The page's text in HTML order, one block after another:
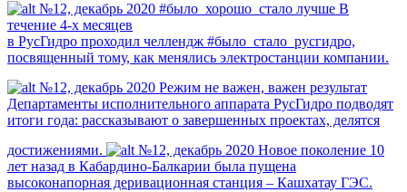
№12, декабрь 2020 #было_хорошо_стало лучше В
течение 4-х месяцев
в РусГидро проходил челлендж #было_стало_русгидро,
посвященный тому, как менялись электростанции компании.
№12, декабрь 2020 Режим не важен, важен результат
Департаменты исполнительного аппарата РусГидро подводят
итоги года: рассказывают о завершенных проектах, делятся
достижениями.
№12, декабрь 2020 Новое поколение 10
лет назад в Кабардино-Балкарии была пущена
высоконапорная деривационная станция – Кашхатау ГЭС.